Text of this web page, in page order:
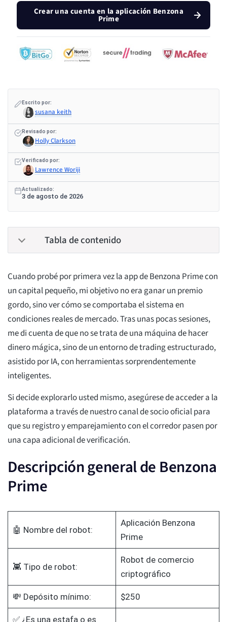
Crear una cuenta en la aplicación Benzona
Prime
Escrito por:
susana keith
Revisado por:
Holly Clarkson
Verificado por:
Lawrence Woriji
Actualizado:
3 de agosto de 2026
Tabla de contenido
Cuando probé por primera vez la app de Benzona Prime con
un capital pequeño, mi objetivo no era ganar un premio
gordo, sino ver cómo se comportaba el sistema en
condiciones reales de mercado. Tras unas pocas sesiones,
me di cuenta de que no se trata de una máquina de hacer
dinero mágica, sino de un entorno de trading estructurado,
asistido por IA, con herramientas sorprendentemente
inteligentes.
Si decide explorarlo usted mismo, asegúrese de acceder a la
plataforma a través de nuestro canal de socio oficial para
que su registro y emparejamiento con el corredor pasen por
una capa adicional de verificación.
Descripción general de Benzona
Prime
🤖 Nombre del robot:
Aplicación Benzona
Prime
👾 Tipo de robot:
Robot de comercio
criptográfico
💸 Depósito mínimo: $250
✅ ¿Es una estafa o es